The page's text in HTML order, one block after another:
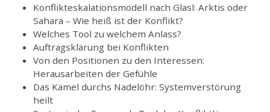
Konflikteskalationsmodell nach Glasl: Arktis oder
Sahara – Wie heiß ist der Konflikt?
Welches Tool zu welchem Anlass?
Auftragsklärung bei Konflikten
Von den Positionen zu den Interessen:
Herausarbeiten der Gefühle
Das Kamel durchs Nadelöhr: Systemverstörung
heilt